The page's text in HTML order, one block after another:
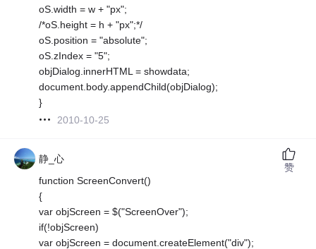
oS.width = w + "px";
/*oS.height = h + "px";*/
oS.position = "absolute";
oS.zIndex = "5";
objDialog.innerHTML = showdata;
document.body.appendChild(objDialog);
}
2010-10-25
静_心
function ScreenConvert()
{
var objScreen = $("ScreenOver");
if(!objScreen)
var objScreen = document.createElement("div");
赞